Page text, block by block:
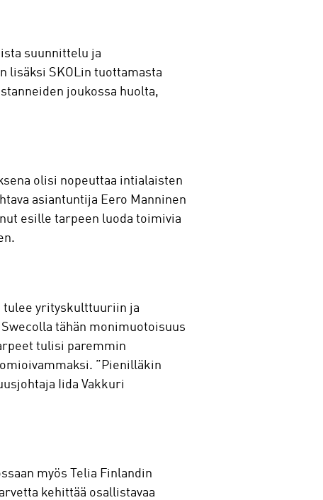
suunnittelu ja
lisäksi SKOLin tuottamasta
joukossa huolta,
olisi nopeuttaa intialaisten
asiantuntija Eero Manninen
esille tarpeen luoda toimivia
tulee yrityskulttuuriin ja
tähän monimuotoisuus
tulisi paremmin
”Pienilläkin
Iida Vakkuri
myös Telia Finlandin
kehittää osallistavaa